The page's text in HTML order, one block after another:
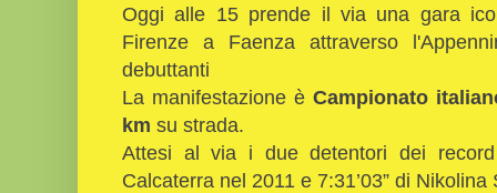
Oggi alle 15 prende il via una gara
Firenze a Faenza attraverso
debuttanti
La manifestazione è Campionato
km su strada.
Attesi al via i due detentori dei record
Calcaterra nel 2011 e 7:31’03” di